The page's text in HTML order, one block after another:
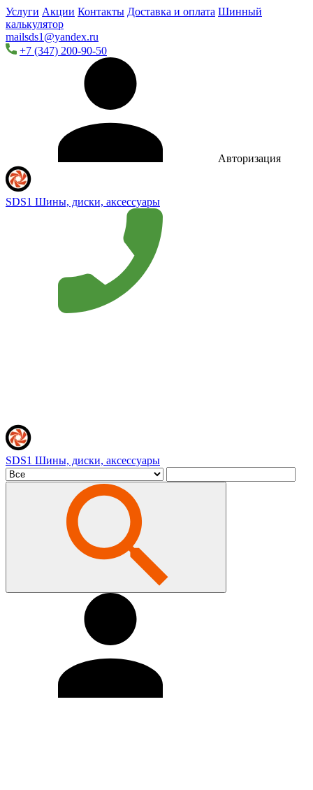
Услуги Акции Контакты Доставка и оплата Шинный
калькулятор
mailsds1@yandex.ru
+7 (347) 200-90-50
Авторизация
SDS1 Шины, диски, аксессуары
SDS1 Шины, диски, аксессуары